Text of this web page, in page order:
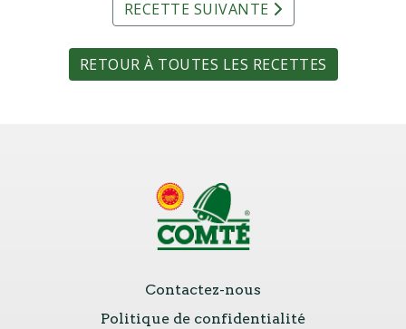
RECETTE SUIVANTE
RETOUR À TOUTES LES RECETTES
Contactez-nous
Politique de confidentialité